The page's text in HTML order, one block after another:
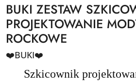
BUKI ZESTAW
PROJEKTOWANIE
ROCKOWE
❤️BUKI❤️
Szkicownik